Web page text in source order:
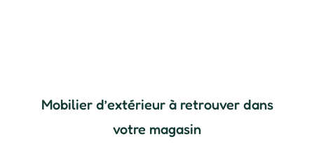
Mobilier d’extérieur à retrouver dans
votre magasin